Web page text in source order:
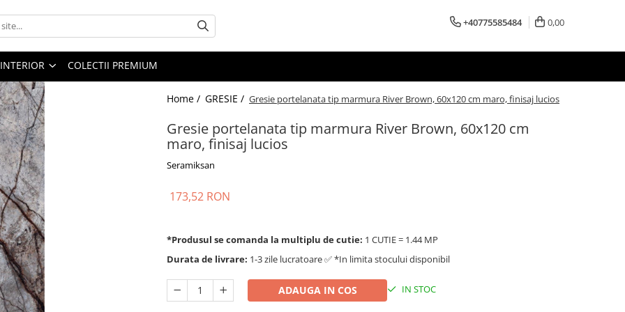
+40775585484 0,00
COLECTII PREMIUM
Home / GRESIE / Gresie portelanata tip marmura River Brown, 60x120 cm maro, finisaj lucios
Gresie portelanata tip marmura River Brown, 60x120 cm
maro, finisaj lucios
Seramiksan
173,52 RON
*Produsul se comanda la multiplu de cutie: 1 CUTIE = 1.44 MP
Durata de livrare: 1-3 zile lucratoare ✅ *In limita stocului disponibil
ADAUGA IN COS IN STOC